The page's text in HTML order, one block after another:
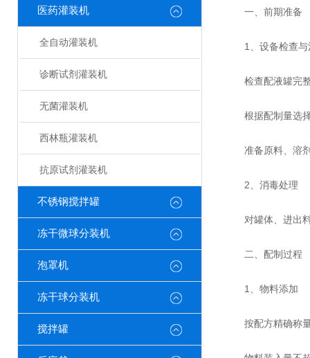
医药灌装机
全自动灌装机
诊断试剂灌装机
无菌灌装机
西林瓶灌装机
抗原试剂灌装机
不锈钢搅拌罐
冻干微球分装机
泡罩机
冻干球分装机
搅拌罐
一、前期准备
‌1、设备检查与
检查配液罐完整
根据配制量选择
准备原料、溶剂
‌2、消毒处理‌
对罐体、进出料
二、配制过程
‌1、物料添加‌
按配方精确称量